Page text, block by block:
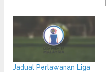
Jadual Perlawanan Liga